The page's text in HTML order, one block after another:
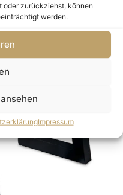
oder zurückziehst, können
werden.
Impressum